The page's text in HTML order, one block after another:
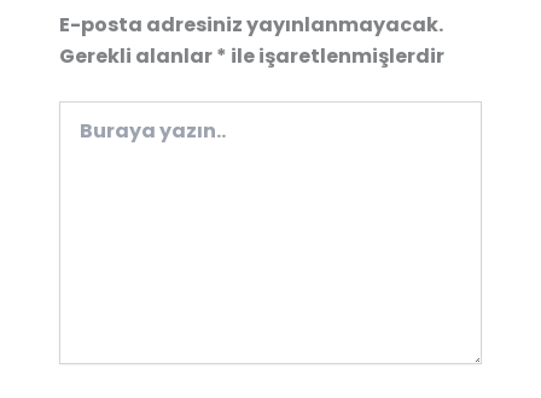
E-posta adresiniz yayınlanmayacak.
Gerekli alanlar* ile işaretlenmişlerdir
yazın..